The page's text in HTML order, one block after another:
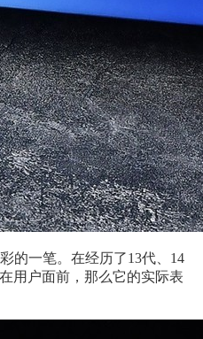
的一笔。在经历了13代、14
用户面前，那么它的实际表